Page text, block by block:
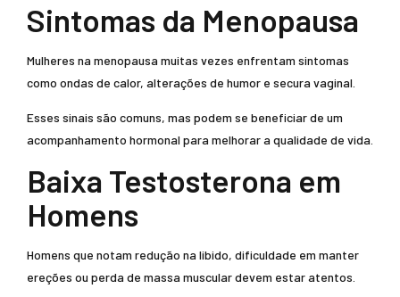
Sintomas da Menopausa
Mulheres na menopausa muitas vezes enfrentam sintomas
como ondas de calor, alterações de humor e secura vaginal.
Esses sinais são comuns, mas podem se beneficiar de um
acompanhamento hormonal para melhorar a qualidade de vida.
Baixa Testosterona em
Homens
Homens que notam redução na libido, dificuldade em manter
ereções ou perda de massa muscular devem estar atentos.